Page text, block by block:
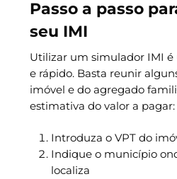
Passo a passo
seu IMI
Utilizar um simulador IMI é
e rápido. Basta reunir
imóvel e do agregado
estimativa do valor a pagar:
Introduza o VPT do
Indique o município
localiza